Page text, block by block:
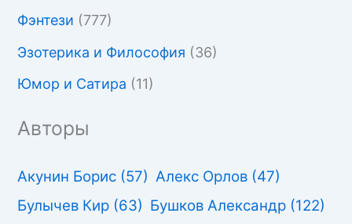
Фэнтези (777)
Эзотерика и Философия (36)
Юмор и Сатира (11)
Авторы
Акунин Борис (57) Алекс Орлов (47)
Булычев Кир (63) Бушков Александр (122)